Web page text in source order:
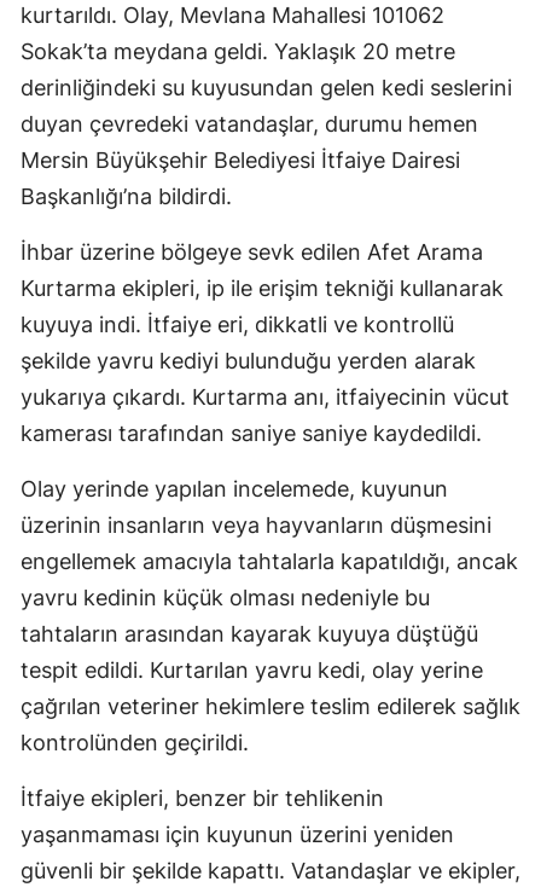
kurtarıldı. Olay, Mevlana Mahallesi 101062
Sokak’ta meydana geldi. Yaklaşık 20 metre
derinliğindeki su kuyusundan gelen kedi seslerini
duyan çevredeki vatandaşlar, durumu hemen
Mersin Büyükşehir Belediyesi İtfaiye Dairesi
Başkanlığı’na bildirdi.
İhbar üzerine bölgeye sevk edilen Afet Arama
Kurtarma ekipleri, ip ile erişim tekniği kullanarak
kuyuya indi. İtfaiye eri, dikkatli ve kontrollü
şekilde yavru kediyi bulunduğu yerden alarak
yukarıya çıkardı. Kurtarma anı, itfaiyecinin vücut
kamerası tarafından saniye saniye kaydedildi.
Olay yerinde yapılan incelemede, kuyunun
üzerinin insanların veya hayvanların düşmesini
engellemek amacıyla tahtalarla kapatıldığı, ancak
yavru kedinin küçük olması nedeniyle bu
tahtaların arasından kayarak kuyuya düştüğü
tespit edildi. Kurtarılan yavru kedi, olay yerine
çağrılan veteriner hekimlere teslim edilerek sağlık
kontrolünden geçirildi.
İtfaiye ekipleri, benzer bir tehlikenin
yaşanmaması için kuyunun üzerini yeniden
güvenli bir şekilde kapattı. Vatandaşlar ve ekipler,